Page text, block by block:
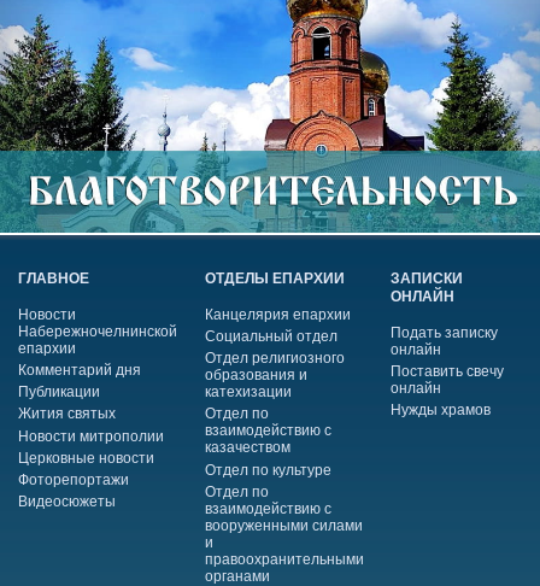
ГЛАВНОЕ
Новости
Набережночелнинской
епархии
Комментарий дня
Публикации
Жития святых
Новости митрополии
Церковные новости
Фоторепортажи
Видеосюжеты
ОТДЕЛЫ ЕПАРХИИ
Канцелярия епархии
Социальный отдел
Отдел религиозного
образования и
катехизации
Отдел по
взаимодействию с
казачеством
Отдел по культуре
Отдел по
взаимодействию с
вооруженными силами
и
правоохранительными
органами
ЗАПИСКИ
ОНЛАЙН
Подать записку
онлайн
Поставить свечу
онлайн
Нужды храмов